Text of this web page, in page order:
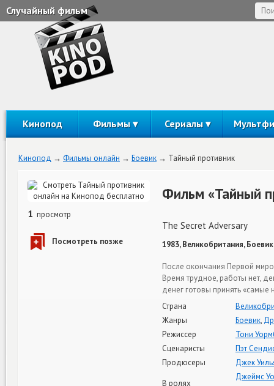
Случайный фильм
Кинопод Фильмы Сериалы
Кинопод Фильмы онлайн Боевик Тайный противник
1 просмотр
Фильм «Тайный
The Secret Adversary
1983, Великобритания,
После окончания Первой
Время трудное, работы нет,
денег готовы принять «самые
Страна
Жанры
Боевик,
Режиссер
Тони
Сценаристы
Пэт
Продюсеры
Джек
В ролях
Джеймс